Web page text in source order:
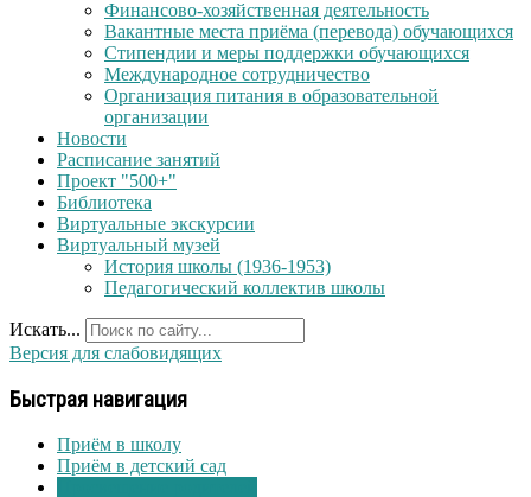
Финансово-хозяйственная деятельность
Вакантные места приёма (перевода) обучающихся
Стипендии и меры поддержки обучающихся
Международное сотрудничество
Организация питания в образовательной
организации
Новости
Расписание занятий
Проект "500+"
Библиотека
Виртуальные экскурсии
Виртуальный музей
История школы (1936-1953)
Педагогический коллектив школы
Искать...
Версия для слабовидящих
Быстрая навигация
Приём в школу
Приём в детский сад